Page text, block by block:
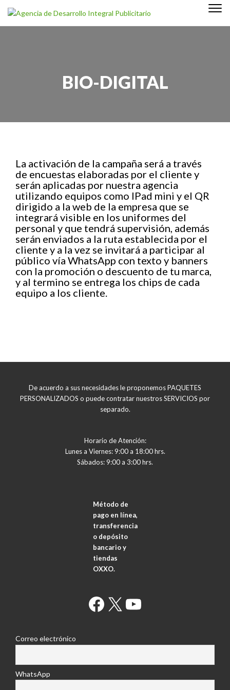
Skip to content
BIO-DIGITAL
La activación de la campaña será a través
de encuestas elaboradas por el cliente y
serán aplicadas por nuestra agencia
utilizando equipos como IPad mini y el QR
dirigido a la web de la empresa que se
integrará visible en los uniformes del
personal y que tendrá supervisión, además
serán enviados a la ruta establecida por el
cliente y a la vez se invitará a participar al
público vía WhatsApp con texto y banners
con la promoción o descuento de tu marca,
y al termino se entrega los chips de cada
equipo a los cliente.
De acuerdo a sus necesidades le proponemos PAQUETES
PERSONALIZADOS o puede contratar nuestros SERVICIOS por
separado.
Horario de Atención:
Lunes a Viernes: 9:00 a 18:00 hrs.
Sábados: 9:00 a 3:00 hrs.
Método de
pago en línea,
transferencia
o depósito
bancario y
tiendas
OXXO.
Facebook
X YouTube
Correo electrónico
WhatsApp